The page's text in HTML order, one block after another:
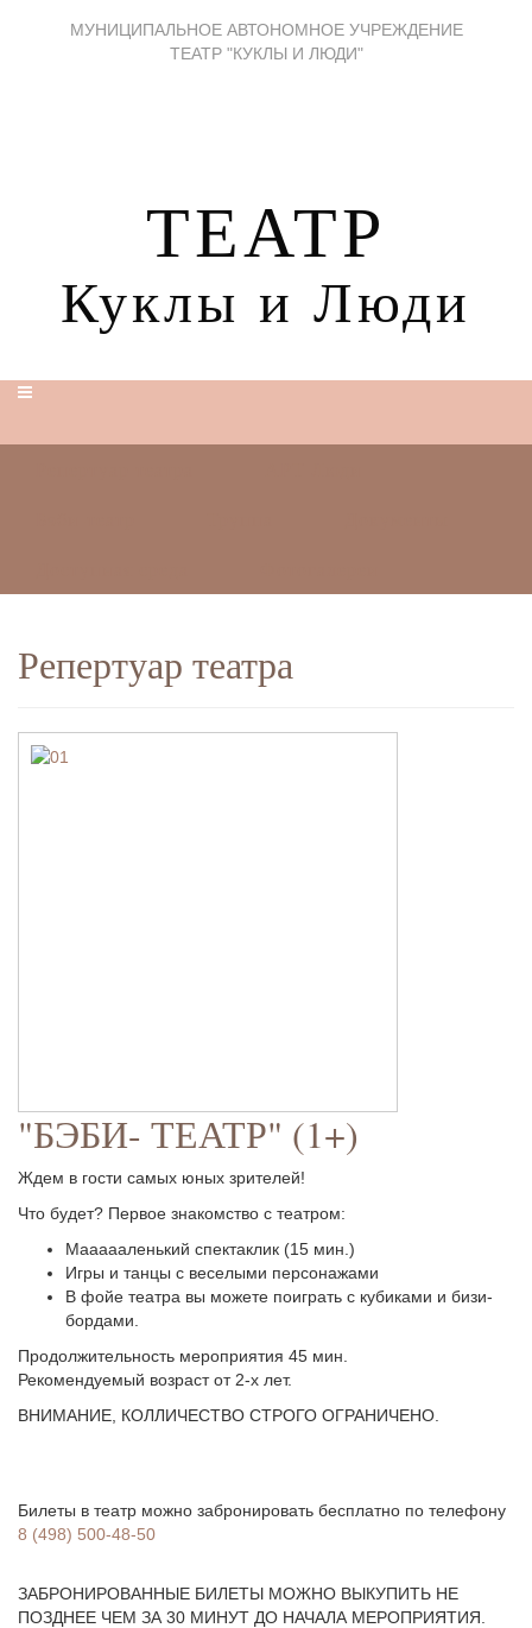
МУНИЦИПАЛЬНОЕ АВТОНОМНОЕ УЧРЕЖДЕНИЕ
ТЕАТР "КУКЛЫ И ЛЮДИ"
ТЕАТР
Куклы и Люди
Репертуар театра
"БЭБИ- ТЕАТР" (1+)
Ждем в гости самых юных зрителей!
Что будет? Первое знакомство с театром:
Маааааленький спектаклик (15 мин.)
Игры и танцы с веселыми персонажами
В фойе театра вы можете поиграть с кубиками и бизи-
бордами.
Продолжительность мероприятия 45 мин.
Рекомендуемый возраст от 2-х лет.
ВНИМАНИЕ, КОЛЛИЧЕСТВО СТРОГО ОГРАНИЧЕНО.
Билеты в театр можно забронировать бесплатно по телефону
8 (498) 500-48-50
ЗАБРОНИРОВАННЫЕ БИЛЕТЫ МОЖНО ВЫКУПИТЬ НЕ
ПОЗДНЕЕ ЧЕМ ЗА 30 МИНУТ ДО НАЧАЛА МЕРОПРИЯТИЯ.